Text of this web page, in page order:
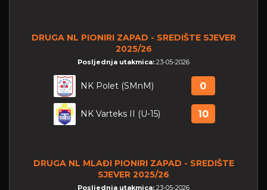
DRUGA NL PIONIRI ZAPAD - SREDIŠTE SJEVER
2025/26
Posljednja utakmica: 23-05-2026
NK Polet (SMnM) 0
NK Varteks II (U-15) 10
DRUGA NL MLAĐI PIONIRI ZAPAD - SREDIŠTE
SJEVER 2025/26
Posljednja utakmica: 23-05-2026